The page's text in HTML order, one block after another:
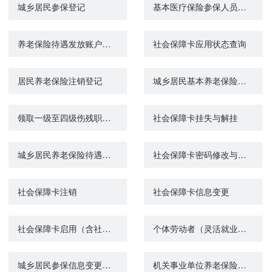
城乡居民参保登记 基本医疗保险参保人员享受门诊慢特病病种待遇认定
养老保险待遇发放账户维护申请（城镇企业职工基本养老保险） 社会保障卡应用状态查询
居民养老保险注销登记 城乡居民基本养老保险关系转移接续申请
领取一级至四级伤残职工工伤保险长期待遇资格认证 社会保障卡挂失与解挂
城乡居民养老保险待遇申领 社会保障卡密码修改与重置
社会保障卡注销 社会保障卡信息变更
社会保障卡启用（含社会保障卡银行账户激活） 个体劳动者（灵活就业人员）参保登记
城乡居民参保信息变更登记 机关事业单位养老保险关系转移接续申请